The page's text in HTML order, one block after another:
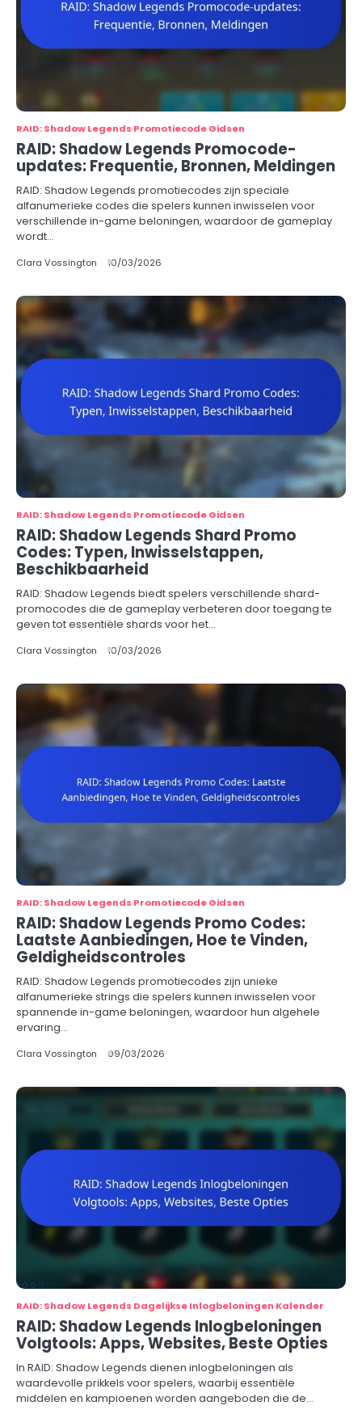
RAID: Shadow Legends Promotiecode Gidsen
RAID: Shadow Legends Promocode-
updates: Frequentie, Bronnen, Meldingen
RAID: Shadow Legends promotiecodes zijn speciale
alfanumerieke codes die spelers kunnen inwisselen voor
verschillende in-game beloningen, waardoor de gameplay
wordt…
Clara Vossington 10/03/2026
RAID: Shadow Legends Promotiecode Gidsen
RAID: Shadow Legends Shard Promo
Codes: Typen, Inwisselstappen,
Beschikbaarheid
RAID: Shadow Legends biedt spelers verschillende shard-
promocodes die de gameplay verbeteren door toegang te
geven tot essentiële shards voor het…
Clara Vossington 10/03/2026
RAID: Shadow Legends Promotiecode Gidsen
RAID: Shadow Legends Promo Codes:
Laatste Aanbiedingen, Hoe te Vinden,
Geldigheidscontroles
RAID: Shadow Legends promotiecodes zijn unieke
alfanumerieke strings die spelers kunnen inwisselen voor
spannende in-game beloningen, waardoor hun algehele
ervaring…
Clara Vossington 09/03/2026
RAID: Shadow Legends Dagelijkse Inlogbeloningen Kalender
RAID: Shadow Legends Inlogbeloningen
Volgtools: Apps, Websites, Beste Opties
In RAID: Shadow Legends dienen inlogbeloningen als
waardevolle prikkels voor spelers, waarbij essentiële
middelen en kampioenen worden aangeboden die de…